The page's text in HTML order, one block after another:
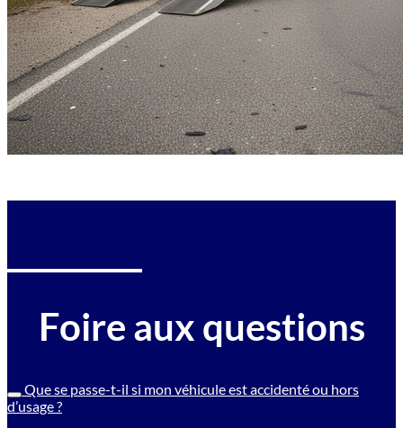
Foire aux questions
Que se passe-t-il si mon véhicule est accidenté ou hors
d’usage ?